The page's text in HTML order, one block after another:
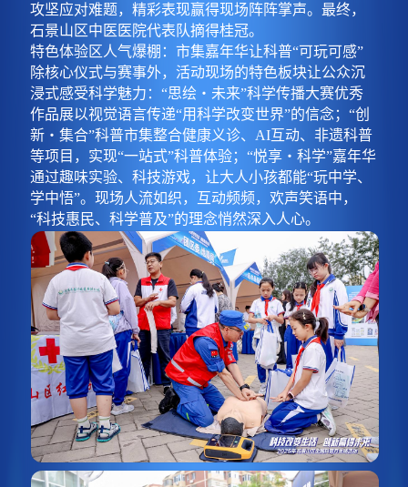
攻坚应对难题，精彩表现赢得现场阵阵掌声。最终，
石景山区中医医院代表队摘得桂冠。
特色体验区人气爆棚：市集嘉年华让科普“可玩可感”
除核心仪式与赛事外，活动现场的特色板块让公众沉
浸式感受科学魅力：“思绘・未来”科学传播大赛优秀
作品展以视觉语言传递“用科学改变世界”的信念；“创
新・集合”科普市集整合健康义诊、AI互动、非遗科普
等项目，实现“一站式”科普体验；“悦享・科学”嘉年华
通过趣味实验、科技游戏，让大人小孩都能“玩中学、
学中悟”。现场人流如织，互动频频，欢声笑语中，
“科技惠民、科学普及”的理念悄然深入人心。